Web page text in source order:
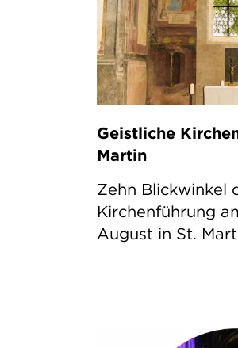
Geistliche
Martin
Zehn Blickwinkel
Kirchenführung
August in St.